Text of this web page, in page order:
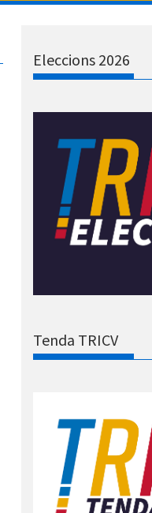
Eleccions 2026
Tenda TRICV